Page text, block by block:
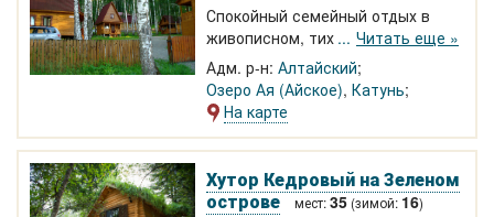
Спокойный семейный отдых в
живописном, тихом месте на
пригорке среди берез. Большой
зимний дом со всеми удобствами
на 12 человек. Утепленные
летние домики на 2-5 человек.
Около 1 км. до озера Ая, 200
метров до турбазы Стик-Тревел с
большим бассейном
Читать еще »
Адм. р-н: Алтайский
Озеро Ая (Айское), Катунь
На карте
Хутор Кедровый на Зеленом
острове
мест:35 (зимой: 16)